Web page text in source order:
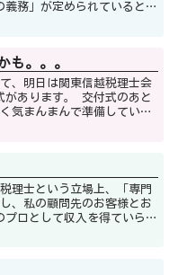
務」が定められていると習
。。。
す。 交付式のあと
ロとして収入を得ていらっ